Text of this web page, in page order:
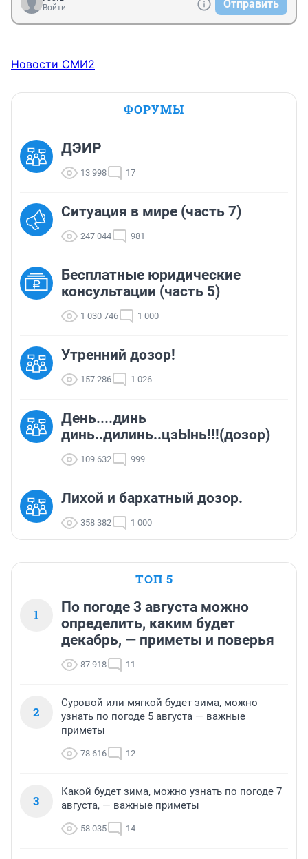
Войти
Отправить
Новости СМИ2
ФОРУМЫ
ДЭИР
13 998 17
Ситуация в мире (часть 7)
247 044 981
Бесплатные юридические
консультации (часть 5)
1 030 746 1 000
Утренний дозор!
157 286 1 026
День....динь
динь..дилинь..цзЫнь!!!(дозор)
109 632 999
Лихой и бархатный дозор.
358 382 1 000
ТОП 5
1
По погоде 3 августа можно
определить, каким будет
декабрь, — приметы и поверья
87 918 11
2
Суровой или мягкой будет зима, можно
узнать по погоде 5 августа — важные
приметы
78 616 12
3
Какой будет зима, можно узнать по погоде 7
августа, — важные приметы
58 035 14